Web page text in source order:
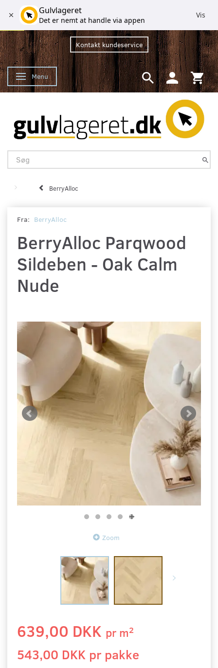
Kontakt kundeservice
Skifte navigation
Menu
BerryAlloc
Fra: BerryAlloc
BerryAlloc Parqwood
Sildeben - Oak Calm
Nude
Zoom
639,00 DKK pr m2
543,00 DKK pr pakke
Gulvlageret
Det er nemt at handle via appen
Vis